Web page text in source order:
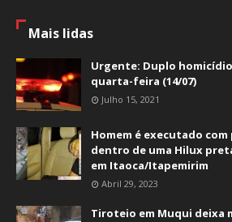
Mais lidas
Urgente: Duplo
quarta-feira (14/07)
Julho 15, 2021
Homem é executado
dentro de uma Hilux
em Itaoca/Itapemirim
Abril 29, 2023
Tiroteio em Muqui deixa